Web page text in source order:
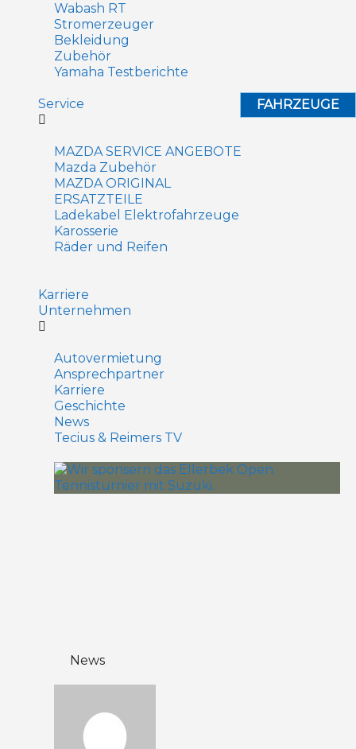
Wabash RT
Stromerzeuger
Bekleidung
Zubehör
Yamaha Testberichte
FAHRZEUGE
Service
MAZDA SERVICE ANGEBOTE
Mazda Zubehör
MAZDA ORIGINAL
ERSATZTEILE
Ladekabel Elektrofahrzeuge
Karosserie
Räder und Reifen
Karriere
Unternehmen
Autovermietung
Ansprechpartner
Karriere
Geschichte
News
Tecius & Reimers TV
News